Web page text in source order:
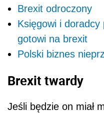
Brexit odroczony
Księgowi i
gotowi na brexit
Polski biznes
Brexit twardy
Jeśli będzie on miał